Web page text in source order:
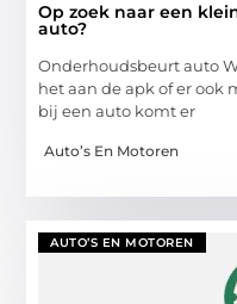
Op zoek naar een
auto?
Onderhoudsbeurt auto
het aan de apk of er ook
bij een auto komt er
Auto’s En Motoren
AUTO’S EN MOTOREN